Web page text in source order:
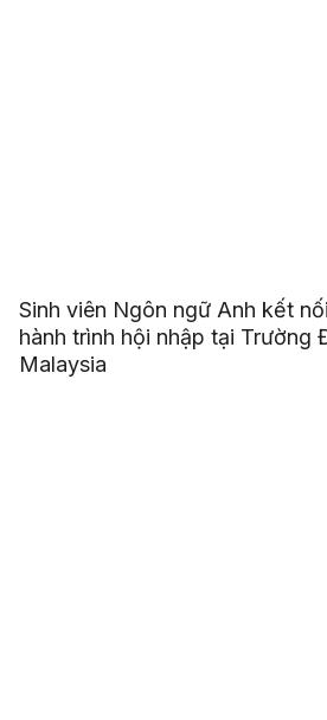
Sinh viên Ngôn ngữ Anh kết
hành trình hội nhập tại Trường
Malaysia